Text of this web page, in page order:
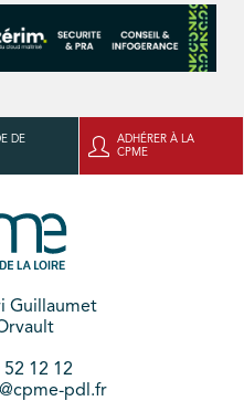
DE
ADHÉRER À LA
CPME
Guillaumet
52 12 12
pdl.fr